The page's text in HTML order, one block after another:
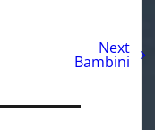
Next
Bambini